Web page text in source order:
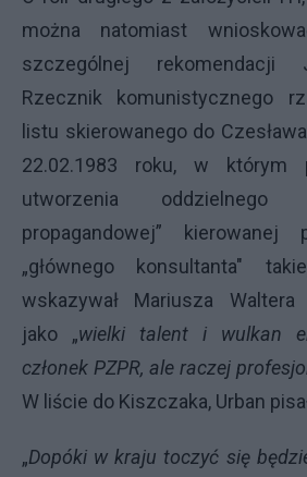
można natomiast
szczególnej rekomendacji
Rzecznik komunistycznego
listu skierowanego do
22.02.1983 roku, w którym
utworzenia oddzielnego
propagandowej”
„głównego konsultanta"
wskazywał Mariusza
jako
„wielki talent i wulkan
członek PZPR, ale raczej
W liście do Kiszczaka, Urban
„Dopóki w kraju toczyć się